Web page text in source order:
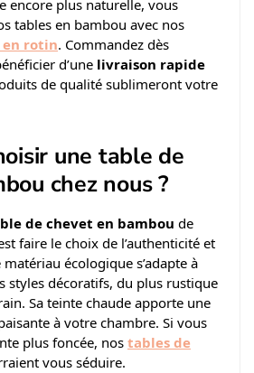
encore plus naturelle, vous
tables en bambou avec nos
en rotin. Commandez dès
d’une livraison rapide
de qualité sublimeront votre
une table de
chez nous ?
de chevet en bambou de
faire le choix de l’authenticité et
écologique s’adapte à
styles décoratifs, du plus rustique
Sa teinte chaude apporte une
à votre chambre. Si vous
plus foncée, nos tables de
vous séduire.